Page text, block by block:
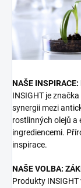
NAŠE INSPIRACE:
INSIGHT je
synergii mezi
rostlinných olejů a
ingrediencemi.
inspirace.
NAŠE VOLBA:
Produkty